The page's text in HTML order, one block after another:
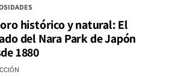
histórico y natural: El
del Nara Park de Japón
1880